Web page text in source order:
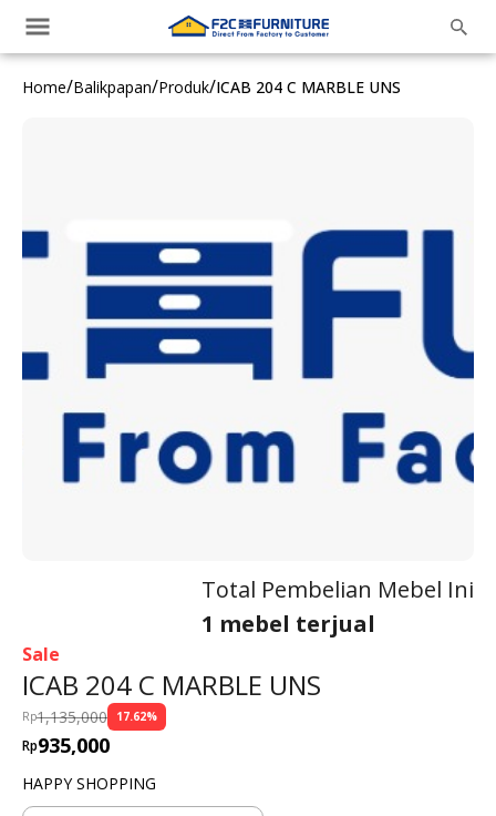
Home/Balikpapan/Produk/ICAB 204 C MARBLE UNS
Total Pembelian Mebel Ini
1 mebel terjual
Sale
ICAB 204 C MARBLE UNS
Rp1,135,000 17.62%
Rp935,000
HAPPY SHOPPING